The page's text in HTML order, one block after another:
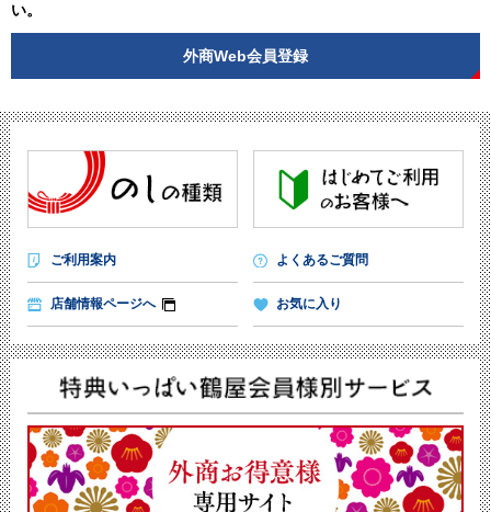
い。
外商Web会員登録
ご利用案内 よくあるご質問
店舗情報ページへ お気に入り